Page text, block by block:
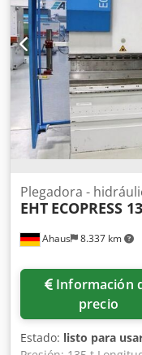
Ahaus 8.337 km
Plegadora -
EHT ECOPRESS
Información de
precio
Estado: listo para